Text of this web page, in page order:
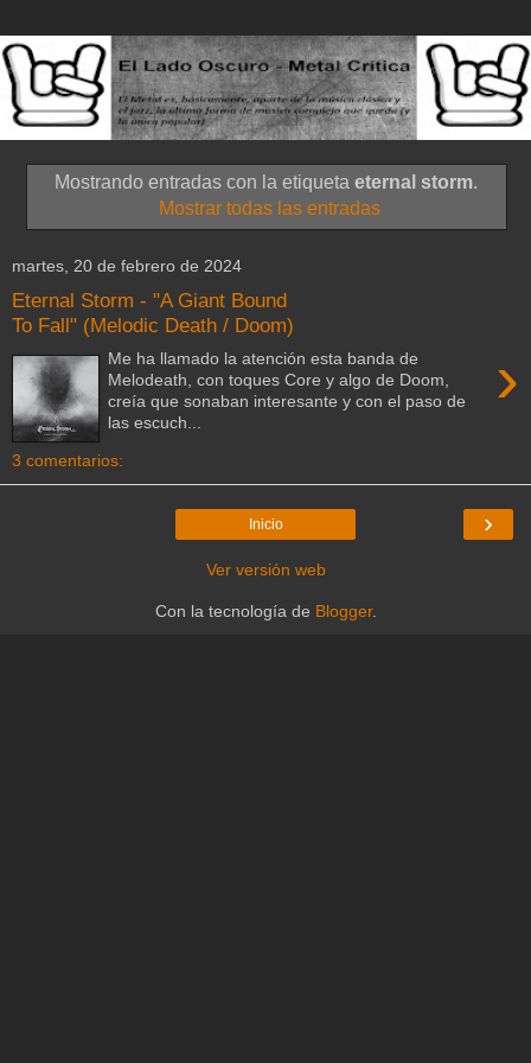
Mostrando entradas con la etiqueta eternal storm.
Mostrar todas las entradas
martes, 20 de febrero de 2024
Eternal Storm - "A Giant Bound
To Fall" (Melodic Death / Doom)
›
Me ha llamado la atención esta banda de
Melodeath, con toques Core y algo de Doom,
creía que sonaban interesante y con el paso de
las escuch...
3 comentarios:
›
Inicio
Ver versión web
Con la tecnología de Blogger.